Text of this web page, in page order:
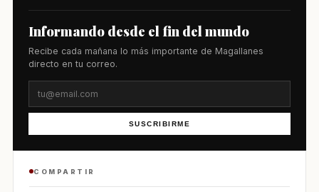
Informando desde el fin del mundo
Recibe cada mañana lo más importante de Magallanes
directo en tu correo.
SUSCRIBIRME
COMPARTIR